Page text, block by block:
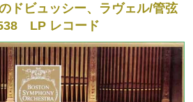
ドビュッシー、ラヴェル/管弦
LP レコード